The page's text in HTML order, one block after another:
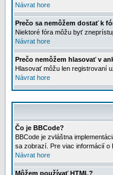
Návrat hore
Prečo sa nemôžem dostať k
Niektoré fóra môžu byť
Návrat hore
Prečo nemôžem hlasovať v
Hlasovať môžu len registrovaní
Návrat hore
Čo je BBCode?
BBCode je zvláštna
sa zobrazí. Pre viac informácií o
Návrat hore
Môžem používať HTML?